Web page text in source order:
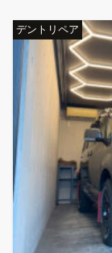
デントリペア